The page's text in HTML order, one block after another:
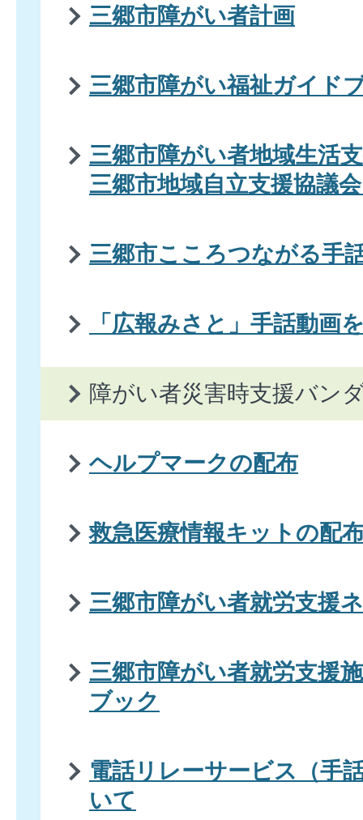
三郷市障がい者計画
三郷市障がい福祉ガイド
三郷市障がい者地域生活
三郷市地域自立支援協議
三郷市こころつながる手
「広報みさと」手話動画
障がい者災害時支援バン
ヘルプマークの配布
救急医療情報キットの配
三郷市障がい者就労支援
三郷市障がい者就労支援
ブック
電話リレーサービス（手
いて